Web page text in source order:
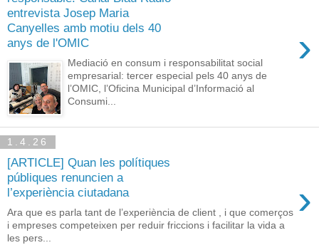
entrevista Josep Maria
Canyelles amb motiu dels 40
anys de l'OMIC
›
Mediació en consum i responsabilitat social
empresarial: tercer especial pels 40 anys de
l’OMIC, l’Oficina Municipal d’Informació al
Consumi...
1.4.26
[ARTICLE] Quan les polítiques
públiques renuncien a
l’experiència ciutadana
›
Ara que es parla tant de l’experiència de client , i que comerços
i empreses competeixen per reduir friccions i facilitar la vida a
les pers...